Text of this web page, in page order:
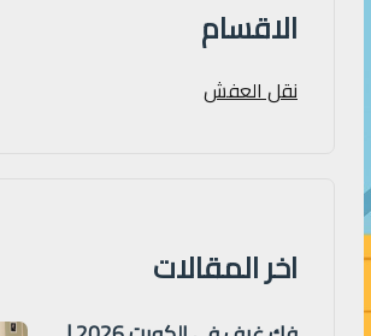
الاقسام
نقل العفش
اخر المقالات